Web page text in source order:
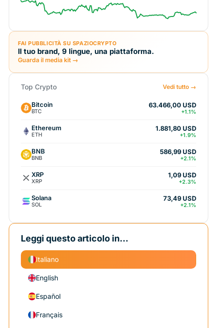
FAI PUBBLICITÀ SU SPAZIOCRYPTO
Il tuo brand, 9 lingue, una piattaforma.
Guarda il media kit →
Top Crypto Vedi tutto →
Bitcoin
BTC
63.466,00 USD
+1.1%
Ethereum
ETH
1.881,80 USD
+1.9%
BNB
BNB
586,99 USD
+2.1%
XRP
XRP
1,09 USD
+2.3%
Solana
SOL
73,49 USD
+2.1%
Leggi questo articolo in...
Italiano
English
Español
Français